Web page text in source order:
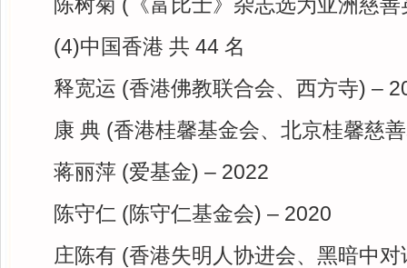
(4)中国香港 共 44 名
释宽运 (香港佛教联合会、西方寺) –
康 典 (香港桂馨基金会、北京桂馨慈
蒋丽萍 (爱基金) – 2022
陈守仁 (陈守仁基金会) – 2020
庄陈有 (香港失明人协进会、黑暗中